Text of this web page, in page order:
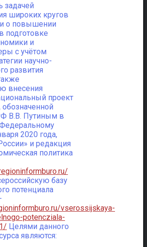
задачей
широких кругов
о повышении
подготовке
и
с учётом
научно-
развития
внесения
проект
В.В. Путиным в
2020 года,
и редакция
политика
базу
потенциала
vserossijskaya-
potencziala-
Целями данного
являются: